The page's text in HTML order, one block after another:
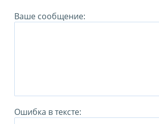
Ваше сообщение:
Ошибка в тексте: